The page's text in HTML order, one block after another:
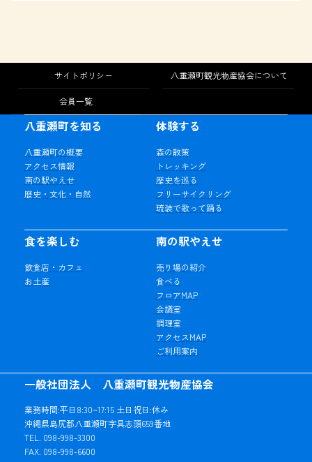
サイトポリシー 八重瀬町観光物産協会について
会員一覧
一般社団法人 八重瀬町観光物産協会
業務時間:平日8:30~17:15 土日祝日:休み
沖縄県島尻郡八重瀬町字具志頭659番地
TEL. 098-998-3300
FAX. 098-998-6600
八重瀬町を知る
八重瀬町の概要
アクセス情報
南の駅やえせ
歴史・文化・自然
体験する
森の散策
トレッキング
歴史を巡る
フリーサイクリング
琉装で歌って踊る
食を楽しむ
飲食店・カフェ
お土産
南の駅やえせ
売り場の紹介
食べる
フロアMAP
会議室
調理室
アクセスMAP
ご利用案内